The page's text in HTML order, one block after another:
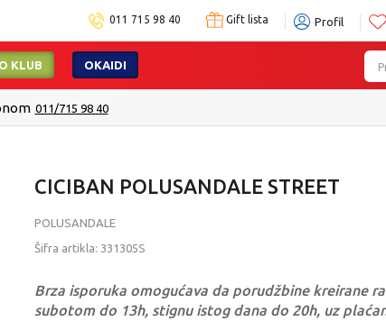
011 715 98 40 Gift lista Profil
KLUB OKAIDI
011/715 98 40
CICIBAN POLUSANDALE STREET
POLUSANDALE
Šifra artikla: 331305S
Brza isporuka omogućava da porudžbine kreirane
subotom do 13h, stignu istog dana do 20h, uz